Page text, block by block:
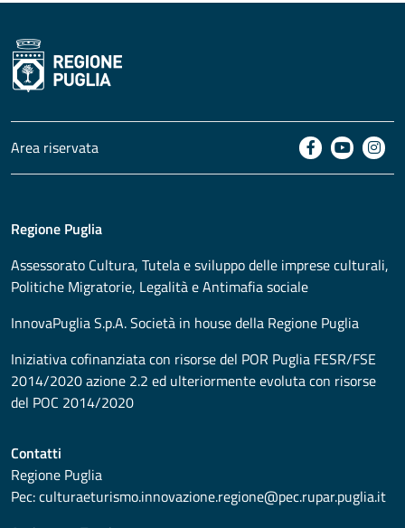
Area riservata
Regione Puglia
Assessorato Cultura, Tutela e sviluppo delle imprese culturali,
Politiche Migratorie, Legalità e Antimafia sociale
InnovaPuglia S.p.A. Società in house della Regione Puglia
Iniziativa cofinanziata con risorse del POR Puglia FESR/FSE
2014/2020 azione 2.2 ed ulteriormente evoluta con risorse
del POC 2014/2020
Contatti
Regione Puglia
Pec:culturaeturismo.innovazione.regione@pec.rupar.puglia.it